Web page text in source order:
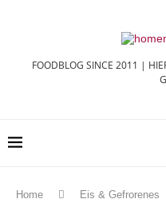
FOODBLOG SINCE 2011 |
Home Eis & Gefrorenes